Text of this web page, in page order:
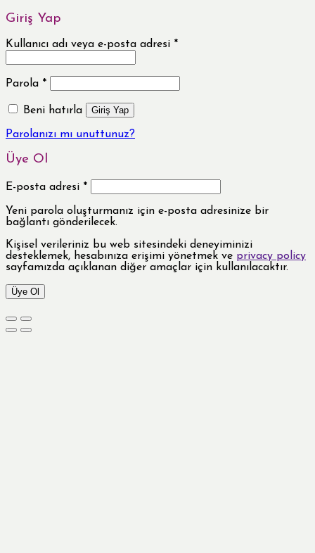
Giriş Yap
Kullanıcı adı veya e-posta adresi *
Parola *
Beni hatırla Giriş Yap
Parolanızı mı unuttunuz?
Üye Ol
E-posta adresi *
Yeni parola oluşturmanız için e-posta adresinize bir
bağlantı gönderilecek.
Kişisel verileriniz bu web sitesindeki deneyiminizi
desteklemek, hesabınıza erişimi yönetmek ve privacy policy
sayfamızda açıklanan diğer amaçlar için kullanılacaktır.
Üye Ol